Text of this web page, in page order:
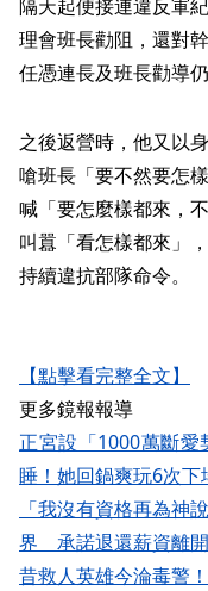
隔天起便接連違反軍
理會班長勸阻，還對
任憑連長及班長勸導仍
之後返營時，他又以
嗆班長「要不然要怎
喊「要怎麼樣都來，
叫囂「看怎樣都來」
持續違抗部隊命令。
【點擊看完整全文】
更多鏡報報導
正宮設「1000萬斷
睡！她回鍋爽玩6次下
「我沒有資格再為神
界 承諾退還薪資離
昔救人英雄今淪毒警